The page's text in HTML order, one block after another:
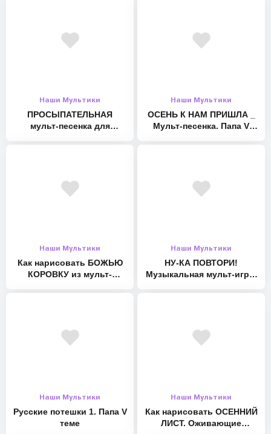
Наши Мультики
ПРОСЫПАТЕЛЬНАЯ
мульт-песенка для
Наши Мультики
ОСЕНЬ К НАМ ПРИШЛА _
Мульт-песенка. Папа V
Наши Мультики
Как нарисовать БОЖЬЮ
КОРОВКУ из мульт-
Наши Мультики
НУ-КА ПОВТОРИ!
Музыкальная мульт-игра.
Наши Мультики
Русские потешки 1. Папа V
теме
Наши Мультики
Как нарисовать ОСЕННИЙ
ЛИСТ. Оживающие